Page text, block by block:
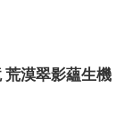
秘境追踪精选：利爪之谜
荒漠翠影蘊生機